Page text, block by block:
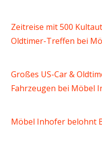
Zeitreise mit 500
Oldtimer-Treffen bei
Großes US-Car &
Fahrzeugen bei Möbel
Möbel Inhofer belohnt